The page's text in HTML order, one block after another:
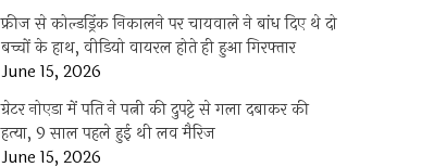
फ्रीज से कोल्डड्रिंक निकालने पर चायवाले ने बांध दिए थे दो
बच्चों के हाथ, वीडियो वायरल होते ही हुआ गिरफ्तार
June 15, 2026
ग्रेटर नोएडा में पति ने पत्नी की दुपट्टे से गला दबाकर की
हत्या, 9 साल पहले हुई थी लव मैरिज
June 15, 2026